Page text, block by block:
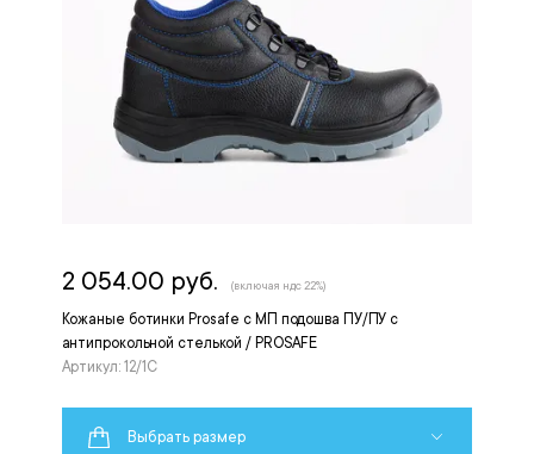
Кожаные ботинки Prosafe с МП подошва ПУ/ПУ с
антипрокольной стелькой / PROSAFE
Артикул: 12/1С
2 054.00 руб. (включая ндс 22%)
Выбрать размер